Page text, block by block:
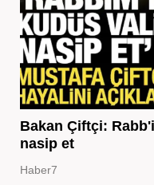
Bakan Çiftçi:
nasip et
Haber7